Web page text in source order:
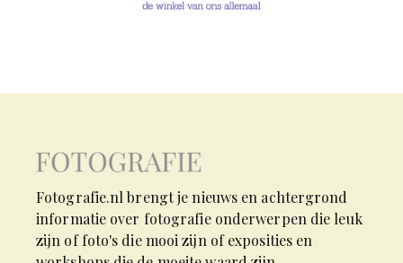
Fotografie.nl brengt je nieuws en achtergrond
informatie over fotografie onderwerpen die leuk
zijn of foto's die mooi zijn of exposities en